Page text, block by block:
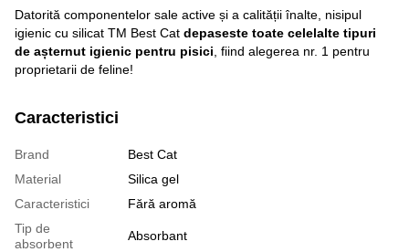
Datorită componentelor sale active și a calității înalte, nisipul
igienic cu silicat TМ Best Cat depaseste toate celelalte tipuri
de așternut igienic pentru pisici , fiind alegerea nr. 1 pentru
proprietarii de feline!
Caracteristici
Brand
Best Cat
Material
Silica gel
Caracteristici
Fără aromă
Tip de
absorbent
Absorbant